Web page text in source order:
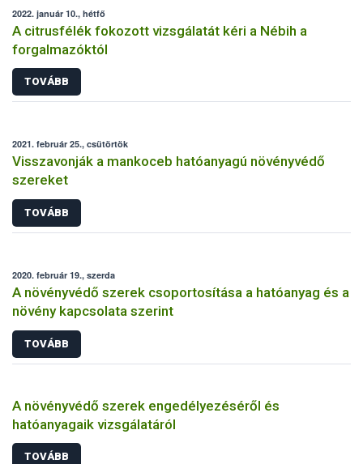
2022. január 10., hétfő
A citrusfélék fokozott vizsgálatát kéri a Nébih a
forgalmazóktól
TOVÁBB
2021. február 25., csütörtök
Visszavonják a mankoceb hatóanyagú növényvédő
szereket
TOVÁBB
2020. február 19., szerda
A növényvédő szerek csoportosítása a hatóanyag és a
növény kapcsolata szerint
TOVÁBB
A növényvédő szerek engedélyezéséről és
hatóanyagaik vizsgálatáról
TOVÁBB